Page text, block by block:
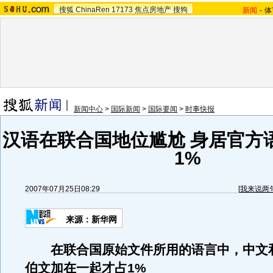
搜狐 ChinaRen 17173 焦点房地产 搜狗 新闻 -
新闻中心 > 国际新闻 > 国际要闻 > 时事快报
汉语在联合国地位尴尬 身居官方
1%
2007年07月25日08:29 [我来说两
来源：新华网
在联合国原始文件所用的语言中，中文
伯文加在一起才占1%